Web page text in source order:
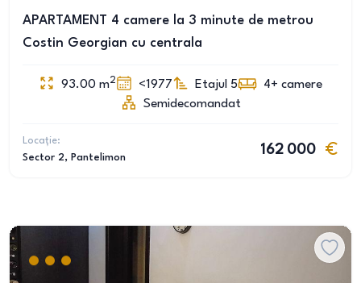
APARTAMENT 4 camere la 3 minute de metrou
Costin Georgian cu centrala
93.00 m2 <1977 Etajul 5 4+ camere
Semidecomandat
Locație:
Sector 2, Pantelimon
162 000